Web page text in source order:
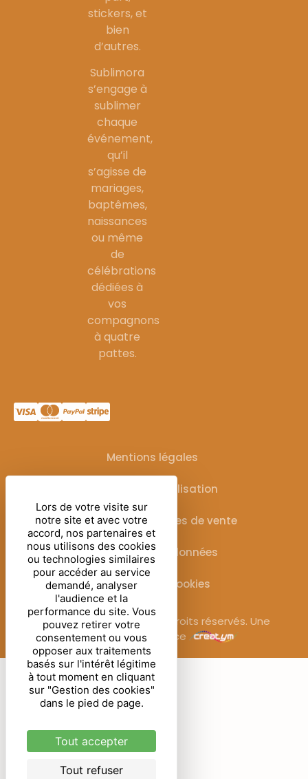
stickers, et
bien
d’autres.
Sublimora
s’engage à
sublimer
chaque
événement,
qu’il
s’agisse de
mariages,
baptêmes,
naissances
ou même
de
célébrations
dédiées à
vos
compagnons
à quatre
pattes.
Mentions légales
Conditions d’utilisation
Conditions générales de vente
Protection des données
Gestion des cookies
© Sublimora – 2025. Tous droits réservés. Une
réalisation de l’agence
Lors de votre visite sur
notre site et avec votre
accord, nos partenaires et
nous utilisons des cookies
ou technologies similaires
pour accéder au service
demandé, analyser
l'audience et la
performance du site. Vous
pouvez retirer votre
consentement ou vous
opposer aux traitements
basés sur l'intérêt légitime
à tout moment en cliquant
sur "Gestion des cookies"
dans le pied de page.
Tout accepter
Tout refuser